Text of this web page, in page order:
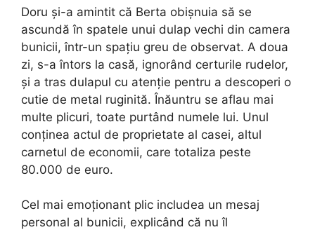
Doru și-a amintit că Berta obișnuia să se
ascundă în spatele unui dulap vechi din camera
bunicii, într-un spațiu greu de observat. A doua
zi, s-a întors la casă, ignorând certurile rudelor,
și a tras dulapul cu atenție pentru a descoperi o
cutie de metal ruginită. Înăuntru se aflau mai
multe plicuri, toate purtând numele lui. Unul
conținea actul de proprietate al casei, altul
carnetul de economii, care totaliza peste
80.000 de euro.
Cel mai emoționant plic includea un mesaj
personal al bunicii, explicând că nu îl